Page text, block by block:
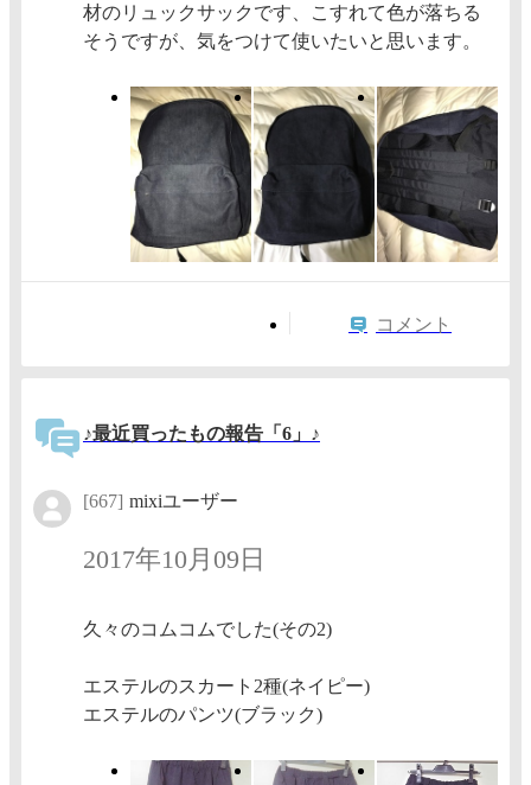
材のリュックサックです、こすれて色が落ちる
そうですが、気をつけて使いたいと思います。
コメント
♪最近買ったもの報告「6」♪
[667] mixiユーザー
2017年10月09日
久々のコムコムでした(その2)
エステルのスカート2種(ネイピー)
エステルのパンツ(ブラック)